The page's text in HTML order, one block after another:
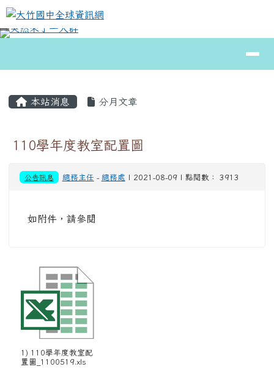
跳至主內容區
大竹國中全球資訊網
⏸
本站消息 分月文章
110學年度教室配置圖
公告訊息 總務主任 - 總務處 | 2021-08-09 | 點閱數： 3913
如附件，請參閱
1) 110學年度教室配
置圖_1100519.xls